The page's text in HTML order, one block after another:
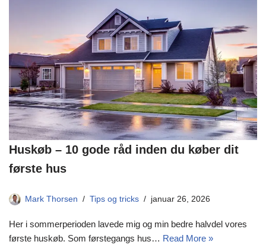
Huskøb – 10 gode råd inden du køber dit
første hus
Mark Thorsen Tips og tricks januar 26, 2026
Her i sommerperioden lavede mig og min bedre halvdel vores
første huskøb. Som førstegangs hus… Read More »